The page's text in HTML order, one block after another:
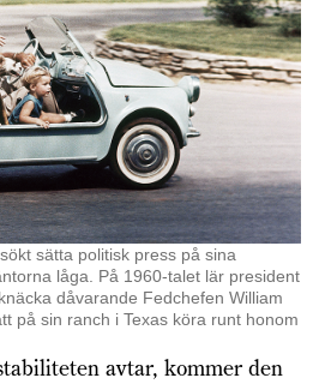
sätta politisk press på sina
låga. På 1960-talet lär president
dåvarande Fedchefen William
på sin ranch i Texas köra runt honom
avtar, kommer den